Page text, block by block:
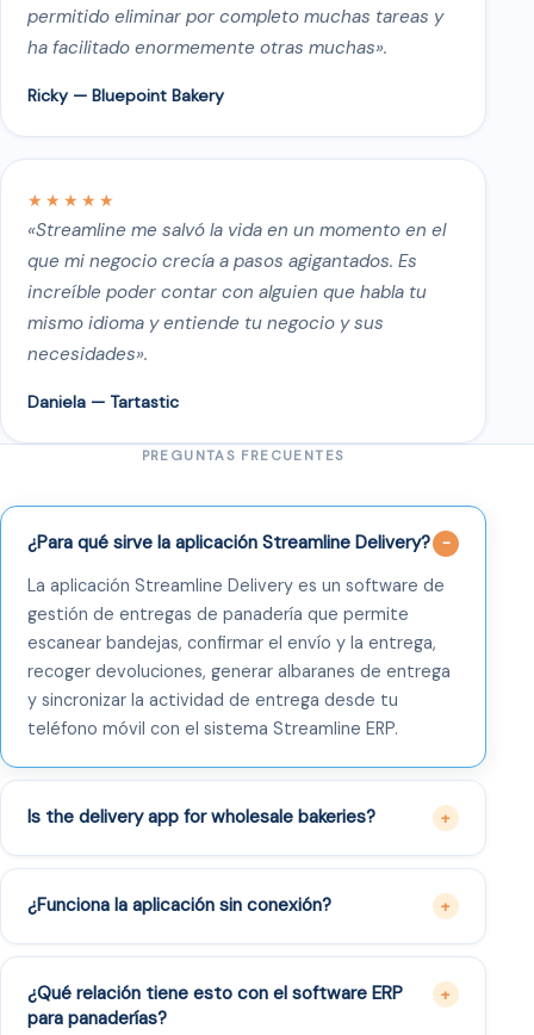
permitido eliminar por completo muchas tareas y
ha facilitado enormemente otras muchas».
Ricky — Bluepoint Bakery
★★★★★
«Streamline me salvó la vida en un momento en el
que mi negocio crecía a pasos agigantados. Es
increíble poder contar con alguien que habla tu
mismo idioma y entiende tu negocio y sus
necesidades».
Daniela — Tartastic
PREGUNTAS FRECUENTES
¿Para qué sirve la aplicación Streamline Delivery?
La aplicación Streamline Delivery es un software de
gestión de entregas de panadería que permite
escanear bandejas, confirmar el envío y la entrega,
recoger devoluciones, generar albaranes de entrega
y sincronizar la actividad de entrega desde tu
teléfono móvil con el sistema Streamline ERP.
Is the delivery app for wholesale bakeries?
¿Funciona la aplicación sin conexión?
¿Qué relación tiene esto con el software ERP
para panaderías?